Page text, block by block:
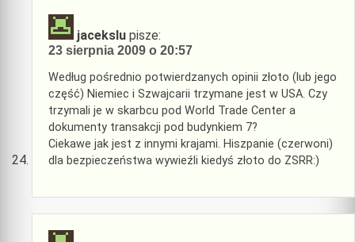
jacekslu pisze:
23 sierpnia 2009 o 20:57
Według pośrednio potwierdzanych opinii złoto (lub jego
część) Niemiec i Szwajcarii trzymane jest w USA. Czy
trzymali je w skarbcu pod World Trade Center a
dokumenty transakcji pod budynkiem 7?
Ciekawe jak jest z innymi krajami. Hiszpanie (czerwoni)
dla bezpieczeństwa wywieźli kiedyś złoto do ZSRR:)